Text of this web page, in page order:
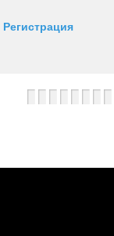
Регистрация